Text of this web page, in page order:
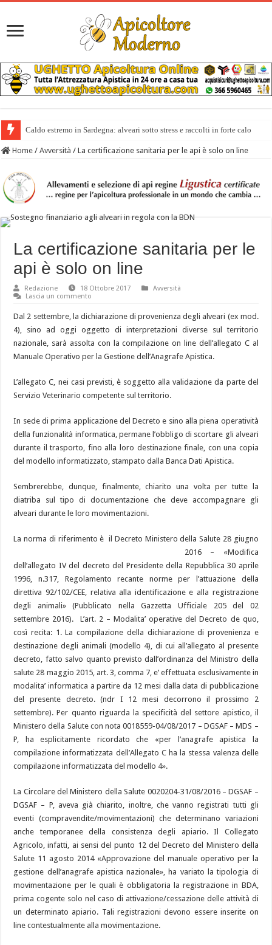
Caldo estremo in Sardegna: alveari sotto stress e raccolti in forte calo
Home / Avversità / La certificazione sanitaria per le api è solo on line
La certificazione sanitaria per le
api è solo on line
Redazione 18 Ottobre 2017
Avversità
Lascia un commento
Dal 2 settembre, la dichiarazione di provenienza degli alveari (ex mod.
4), sino ad oggi oggetto di interpretazioni diverse sul territorio
nazionale, sarà assolta con la compilazione on line dell’allegato C al
Manuale Operativo per la Gestione dell’Anagrafe Apistica.
L’allegato C, nei casi previsti, è soggetto alla validazione da parte del
Servizio Veterinario competente sul territorio.
In sede di prima applicazione del Decreto e sino alla piena operatività
della funzionalità informatica, permane l’obbligo di scortare gli alveari
durante il trasporto, fino alla loro destinazione finale, con una copia
del modello informatizzato, stampato dalla Banca Dati Apistica.
Sembrerebbe, dunque, finalmente, chiarito una volta per tutte la
diatriba sul tipo di documentazione che deve accompagnare gli
alveari durante le loro movimentazioni.
La norma di riferimento è il Decreto Ministero della Salute 28 giugno
2016 – «Modifica
dell’allegato IV del decreto del Presidente della Repubblica 30 aprile
1996, n.317, Regolamento recante norme per l’attuazione della
direttiva 92/102/CEE, relativa alla identificazione e alla registrazione
degli animali» (Pubblicato nella Gazzetta Ufficiale 205 del 02
settembre 2016). L’art. 2 – Modalita’ operative del Decreto de quo,
così recita: 1. La compilazione della dichiarazione di provenienza e
destinazione degli animali (modello 4), di cui all’allegato al presente
decreto, fatto salvo quanto previsto dall’ordinanza del Ministro della
salute 28 maggio 2015, art. 3, comma 7, e’ effettuata esclusivamente in
modalita’ informatica a partire da 12 mesi dalla data di pubblicazione
del presente decreto. (ndr I 12 mesi decorrono il prossimo 2
settembre). Per quanto riguarda la specificità del settore apistico, il
Ministero della Salute con nota 0018559-04/08/2017 – DGSAF – MDS –
P, ha esplicitamente ricordato che «per l’anagrafe apistica la
compilazione informatizzata dell’Allegato C ha la stessa valenza delle
compilazione informatizzata del modello 4».
La Circolare del Ministero della Salute 0020204-31/08/2016 – DGSAF –
DGSAF – P, aveva già chiarito, inoltre, che vanno registrati tutti gli
eventi (compravendite/movimentazioni) che determinano variazioni
anche temporanee della consistenza degli apiario. Il Collegato
Agricolo, infatti, ai sensi del punto 12 del Decreto del Ministero della
Salute 11 agosto 2014 «Approvazione del manuale operativo per la
gestione dell’anagrafe apistica nazionale», ha variato la tipologia di
movimentazione per le quali è obbligatoria la registrazione in BDA,
prima cogente solo nel caso di attivazione/cessazione delle attività di
un determinato apiario. Tali registrazioni devono essere inserite on
line contestualmente alla movimentazione.